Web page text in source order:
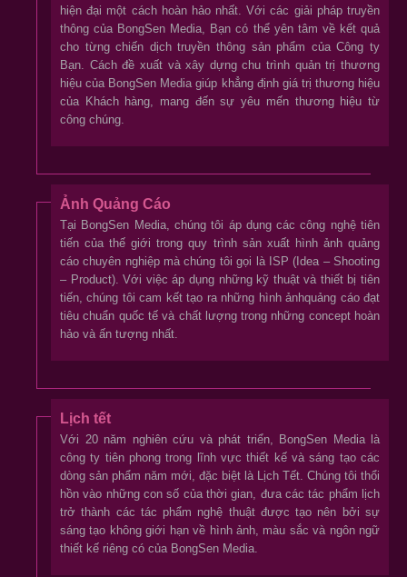
hiện đại một cách hoàn hảo nhất. Với các giải pháp truyền
thông của BongSen Media, Bạn có thể yên tâm về kết quả
cho từng chiến dịch truyền thông sản phẩm của Công ty
Bạn. Cách đề xuất và xây dựng chu trình quản trị thương
hiệu của BongSen Media giúp khẳng định giá trị thương hiệu
của Khách hàng, mang đến sự yêu mến thương hiệu từ
công chúng.
Ảnh Quảng Cáo
Tại BongSen Media, chúng tôi áp dụng các công nghệ tiên
tiến của thế giới trong quy trình sản xuất hình ảnh quảng
cáo chuyên nghiệp mà chúng tôi gọi là ISP (Idea – Shooting
– Product). Với việc áp dụng những kỹ thuật và thiết bị tiên
tiến, chúng tôi cam kết tạo ra những hình ảnhquảng cáo đạt
tiêu chuẩn quốc tế và chất lượng trong những concept hoàn
hảo và ấn tượng nhất.
Lịch tết
Với 20 năm nghiên cứu và phát triển, BongSen Media là
công ty tiên phong trong lĩnh vực thiết kế và sáng tạo các
dòng sản phẩm năm mới, đặc biệt là Lịch Tết. Chúng tôi thổi
hồn vào những con số của thời gian, đưa các tác phẩm lịch
trở thành các tác phẩm nghệ thuật được tạo nên bởi sự
sáng tạo không giới hạn về hình ảnh, màu sắc và ngôn ngữ
thiết kế riêng có của BongSen Media.